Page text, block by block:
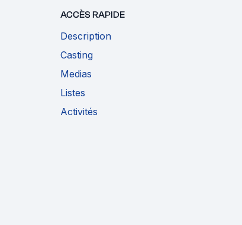
ACCÈS RAPIDE
Description
Casting
Medias
Listes
Activités